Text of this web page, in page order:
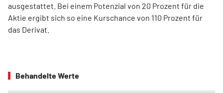
ausgestattet. Bei einem Potenzial von 20 Prozent für die
Aktie ergibt sich so eine Kurschance von 110 Prozent für
das Derivat.
Behandelte Werte